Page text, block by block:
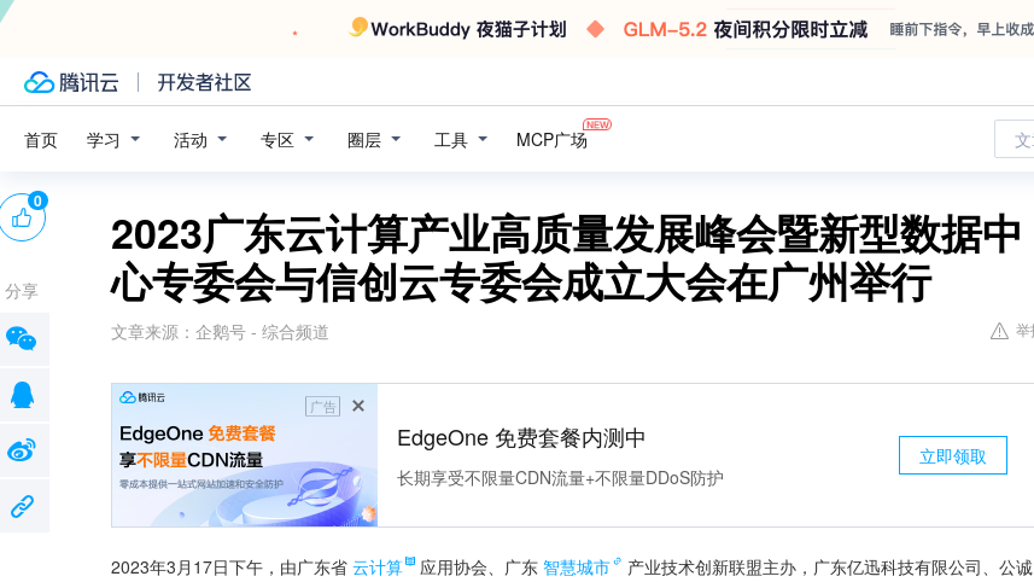
首页 学习 活动 专区 圈层 工具 MCP广场
2023广东云计算产业高质量发展峰会暨新型数据中
心专委会与信创云专委会成立大会在广州举行
文章来源： 企鹅号 - 综合频道 举
广告
EdgeOne 免费套餐内测中
长期享受不限量CDN流量+不限量DDoS防护
立即领取
2023年3月17日下午，由广东省 云计算 应用协会、广东 智慧城市
产业技术创新联盟主办，广东亿迅科技有限公司、公诚
0
分享